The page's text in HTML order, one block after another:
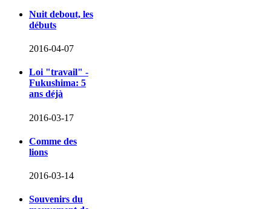
Nuit debout, les
débuts
2016-04-07
Loi "travail" -
Fukushima: 5
ans déjà
2016-03-17
Comme des
lions
2016-03-14
Souvenirs du